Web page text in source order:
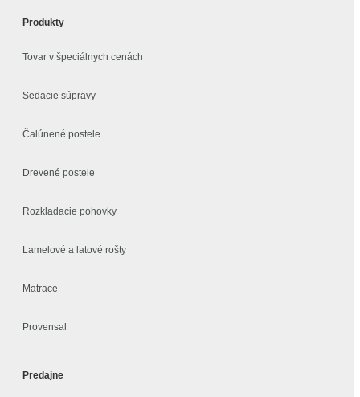
Produkty
Tovar v špeciálnych cenách
Sedacie súpravy
Čalúnené postele
Drevené postele
Rozkladacie pohovky
Lamelové a latové rošty
Matrace
Provensal
Predajne